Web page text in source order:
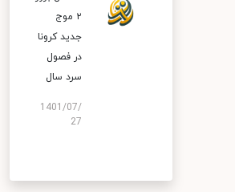
۲ موج
جدید کرونا
در فصول
سرد سال
1401/07/
27